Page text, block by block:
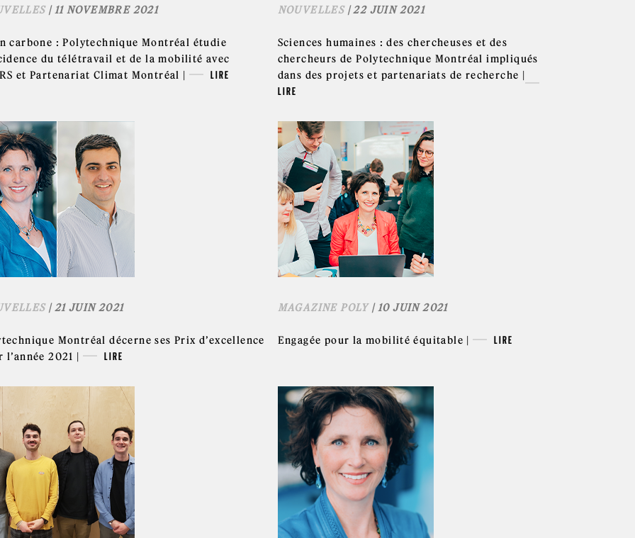
| 11 NOVEMBRE 2021
carbone : Polytechnique Montréal étudie
du télétravail et de la mobilité avec
et Partenariat Climat Montréal |
LIRE
NOUVELLES| 22 JUIN 2021
Sciences humaines : des chercheuses et des
chercheurs de Polytechnique Montréal impliqués
dans des projets et partenariats de recherche |
LIRE
| 21 JUIN 2021
Montréal décerne ses Prix d’excellence
l’année 2021 |
LIRE
MAGAZINE POLY| 10 JUIN 2021
Engagée pour la mobilité équitable | LIRE